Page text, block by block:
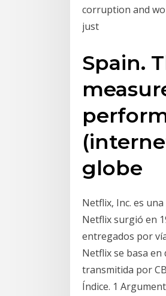
corruption and
just
Spain.
globe
Netflix, Inc. es
Netflix surgió en
entregados por
Netflix se basa
transmitida por
Índice. 1